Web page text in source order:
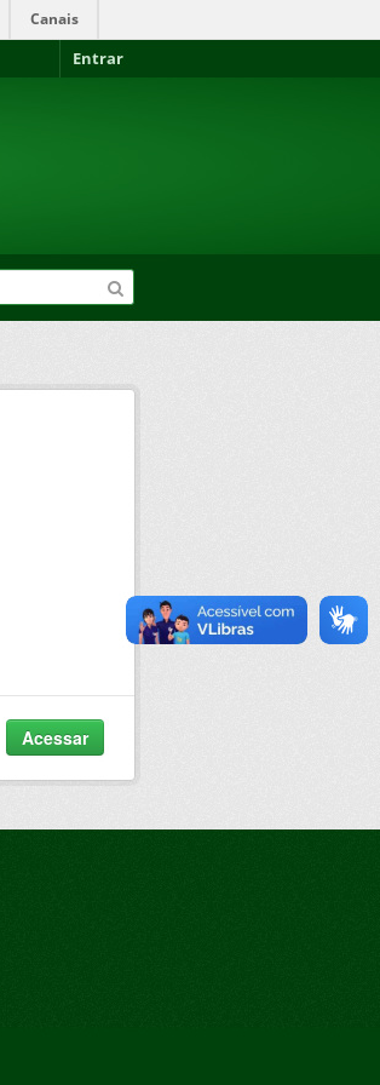
Canais
Entrar
Acessar